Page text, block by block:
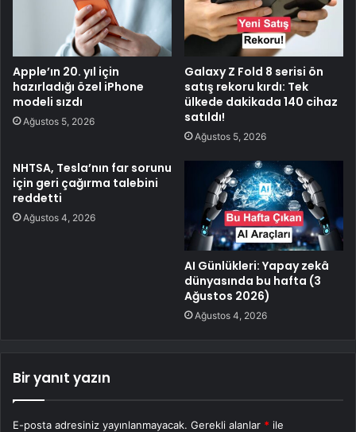
Apple’ın 20. yıl için
hazırladığı özel iPhone
modeli sızdı
Ağustos 5, 2026
Galaxy Z Fold 8 serisi ön
satış rekoru kırdı: Tek
ülkede dakikada 140 cihaz
satıldı!
Ağustos 5, 2026
NHTSA, Tesla’nın far sorunu
için geri çağırma talebini
reddetti
Ağustos 4, 2026
AI Günlükleri: Yapay zekâ
dünyasında bu hafta (3
Ağustos 2026)
Ağustos 4, 2026
Bir yanıt yazın
E-posta adresiniz yayınlanmayacak. Gerekli alanlar * ile